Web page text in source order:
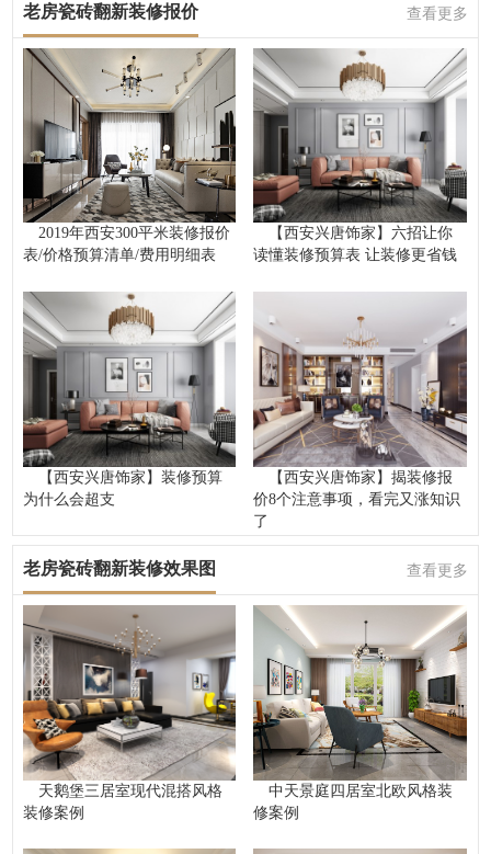
老房瓷砖翻新装修报价 查看更多
2019年西安300平米装修报价
表/价格预算清单/费用明细表
【西安兴唐饰家】六招让你
读懂装修预算表 让装修更省钱
【西安兴唐饰家】装修预算
为什么会超支
【西安兴唐饰家】揭装修报
价8个注意事项，看完又涨知识
了
老房瓷砖翻新装修效果图 查看更多
天鹅堡三居室现代混搭风格
装修案例
中天景庭四居室北欧风格装
修案例